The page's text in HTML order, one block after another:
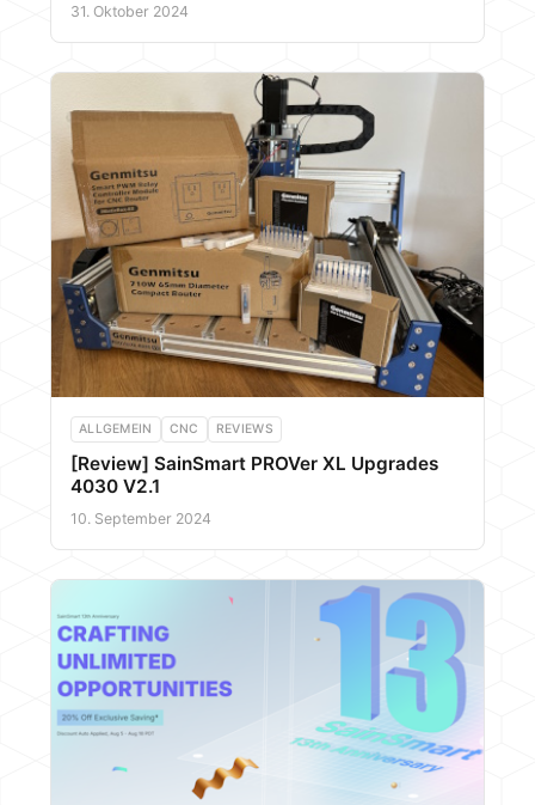
31. Oktober 2024
ALLGEMEIN CNC REVIEWS
[Review] SainSmart PROVer XL Upgrades
4030 V2.1
10. September 2024